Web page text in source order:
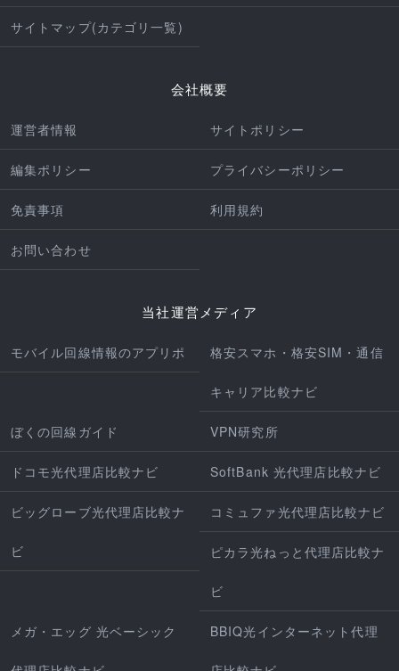
サイトマップ(カテゴリ一覧)
会社概要
運営者情報 サイトポリシー
編集ポリシー プライバシーポリシー
免責事項 利用規約
お問い合わせ
当社運営メディア
モバイル回線情報のアプリポ 格安スマホ・格安SIM・通信
キャリア比較ナビ
ぼくの回線ガイド VPN研究所
ドコモ光代理店比較ナビ SoftBank 光代理店比較ナビ
ビッグローブ光代理店比較ナ
ビ
コミュファ光代理店比較ナビ
ピカラ光ねっと代理店比較ナ
ビ
メガ・エッグ 光ベーシック BBIQ光インターネット代理